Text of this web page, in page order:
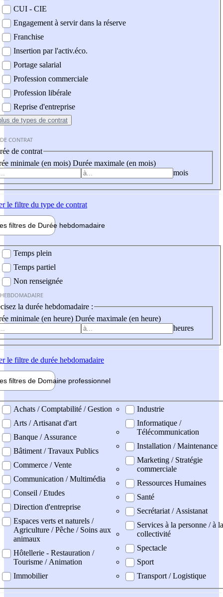
CUI - CIE
Engagement à servir dans la réserve
Franchise
Insertion par l'activ.éco.
Portage salarial
Profession commerciale
Profession libérale
Reprise d'entreprise
de types de contrat
CONTRAT
de contrat
minimale (en mois) Durée maximale (en mois)
mois
le filtre du type de contrat
filtres de Durée hebdomadaire
Temps plein
Temps partiel
Non renseignée
la durée hebdomadaire :
minimale (en heure) Durée maximale (en heure)
heures
le filtre de durée hebdomadaire
filtres de Domaine professionnel
professionel
Achats / Comptabilité / Gestion
Arts / Artisanat d'art
Banque / Assurance
Bâtiment / Travaux Publics
Commerce / Vente
Communication / Multimédia
Conseil / Etudes
Direction d'entreprise
Espaces verts et naturels /
Agriculture / Pêche / Soins aux
animaux
Hôtellerie - Restauration /
Tourisme / Animation
Immobilier
Industrie
Informatique /
Télécommunication
Installation / Maintenance
Marketing / Stratégie
commerciale
Ressources Humaines
Santé
Secrétariat / Assistanat
Services à la personne / à la
collectivité
Spectacle
Sport
Transport / Logistique